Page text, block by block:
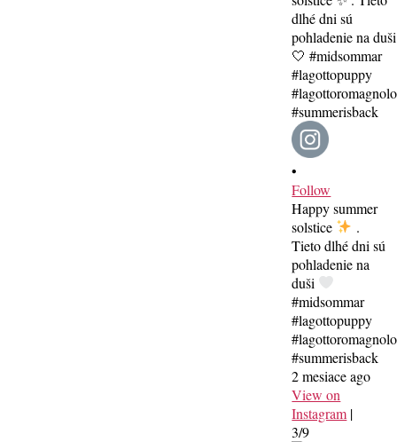
•
Follow
Happy summer
solstice
.
Tieto dlhé dni sú
pohladenie na
duši
#midsommar
#lagottopuppy
#lagottoromagnolo
#summerisback
2 mesiace ago
View on
Instagram |
3/9